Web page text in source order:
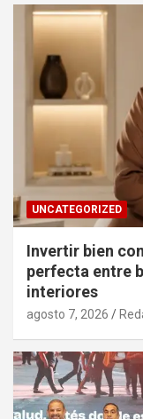
UNCATEGORIZED
Invertir bien
perfecta entre
interiores
agosto 7, 2026